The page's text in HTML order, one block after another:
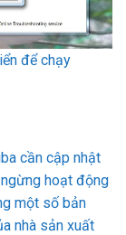
để chạy
cần cập nhật
hoạt động
một số bản
nhà sản xuất